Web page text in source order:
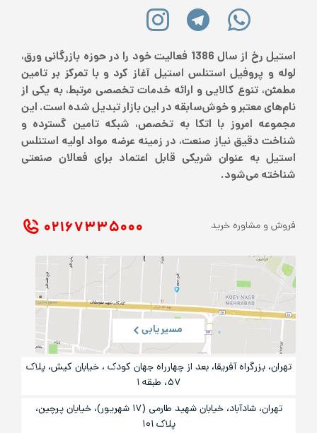
استیل رخ از سال 1386 فعالیت خود را در حوزه بازرگانی ورق،
لوله و پروفیل استنلس استیل آغاز کرد و با تمرکز بر تامین
مطمئن، تنوع کالایی و ارائه خدمات تخصصی مرتبط، به یکی از
نام‌های معتبر و خوش‌سابقه در این بازار تبدیل شده است. این
مجموعه امروز با اتکا به تخصص، شبکه تامین گسترده و
شناخت دقیق نیاز صنعت، در زمینه عرضه مواد اولیه استنلس
استیل به عنوان شریکی قابل اعتماد برای فعالان صنعتی
شناخته می‌شود.
فروش و مشاوره خرید ۰۲۱ ۶۷۳۳۵۰۰۰
مسیریابی
تهران، بزرگراه آفریقا، بعد از چهارراه جهان کودک ، خیابان کیش، پلاک
۵۷، طبقه ۱
تهران، شادآباد، خیابان شهید طارمی (۱۷ شهریور)، خیایان پرچین،
پلاک ۱۰۱